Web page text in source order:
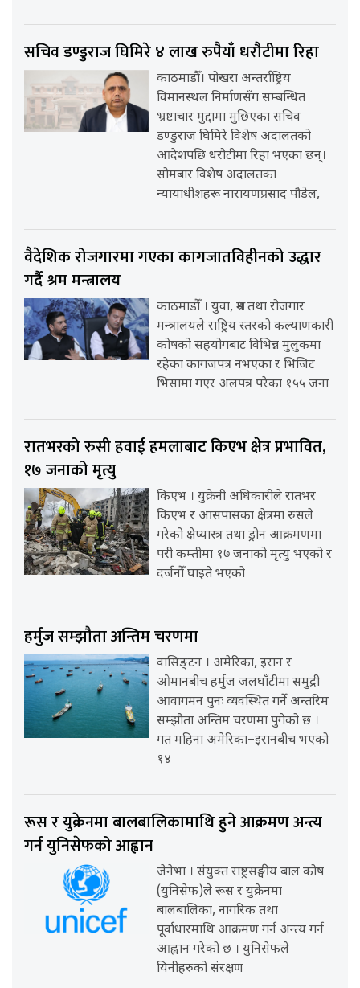
सचिव डण्डुराज घिमिरे ४ लाख रुपैयाँ धरौटीमा रिहा
काठमाडौँ। पोखरा अन्तर्राष्ट्रिय
विमानस्थल निर्माणसँग सम्बन्धित
भ्रष्टाचार मुद्दामा मुछिएका सचिव
डण्डुराज घिमिरे विशेष अदालतको
आदेशपछि धरौटीमा रिहा भएका छन्।
सोमबार विशेष अदालतका
न्यायाधीशहरू नारायणप्रसाद पौडेल,
वैदेशिक रोजगारमा गएका कागजातविहीनको उद्धार
गर्दै श्रम मन्त्रालय
काठमाडौँ । युवा, श्रम तथा रोजगार
मन्त्रालयले राष्ट्रिय स्तरको कल्याणकारी
कोषको सहयोगबाट विभिन्न मुलुकमा
रहेका कागजपत्र नभएका र भिजिट
भिसामा गएर अलपत्र परेका १५५ जना
रातभरको रुसी हवाई हमलाबाट किएभ क्षेत्र प्रभावित,
१७ जनाको मृत्यु
किएभ । युक्रेनी अधिकारीले रातभर
किएभ र आसपासका क्षेत्रमा रुसले
गरेको क्षेप्यास्त्र तथा ड्रोन आक्रमणमा
परी कम्तीमा १७ जनाको मृत्यु भएको र
दर्जनौँ घाइते भएको
हर्मुज सम्झौता अन्तिम चरणमा
वासिङ्टन । अमेरिका, इरान र
ओमानबीच हर्मुज जलघाँटीमा समुद्री
आवागमन पुनः व्यवस्थित गर्ने अन्तरिम
सम्झौता अन्तिम चरणमा पुगेको छ ।
गत महिना अमेरिका–इरानबीच भएको
१४
रूस र युक्रेनमा बालबालिकामाथि हुने आक्रमण अन्त्य
गर्न युनिसेफको आह्वान
जेनेभा । संयुक्त राष्ट्रसङ्घीय बाल कोष
(युनिसेफ)ले रूस र युक्रेनमा
बालबालिका, नागरिक तथा
पूर्वाधारमाथि आक्रमण गर्न अन्त्य गर्न
आह्वान गरेको छ । युनिसेफले
यिनीहरुको संरक्षण